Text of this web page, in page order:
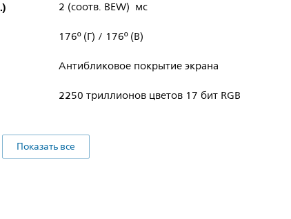
2 (соотв. BEW) мс
176º (Г) / 176º (В)
Антибликовое покрытие экрана
2250 триллионов цветов 17 бит RGB
Показать все